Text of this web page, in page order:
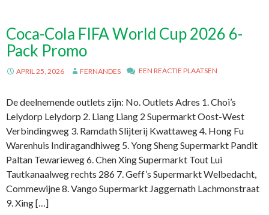
Coca-Cola FIFA World Cup 2026 6-
Pack Promo
APRIL 25, 2026 FERNANDES EEN REACTIE PLAATSEN
De deelnemende outlets zijn: No. Outlets Adres 1. Choi’s
Lelydorp Lelydorp 2. Liang Liang 2 Supermarkt Oost-West
Verbindingweg 3. Ramdath Slijterij Kwattaweg 4. Hong Fu
Warenhuis Indiragandhiweg 5. Yong Sheng Supermarkt Pandit
Paltan Tewarieweg 6. Chen Xing Supermarkt Tout Lui
Tautkanaalweg rechts 286 7. Geff’s Supermarkt Welbedacht,
Commewijne 8. Vango Supermarkt Jaggernath Lachmonstraat
9. Xing […]